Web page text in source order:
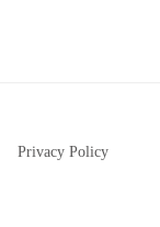
Privacy Policy